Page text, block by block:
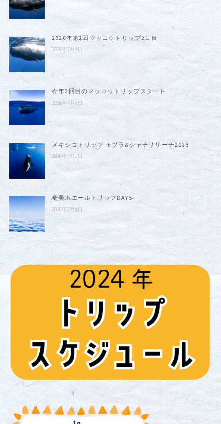
2026年第2回マッコウトリップ2日目
2026年7月9日
今年2回目のマッコウトリップスタート
2026年7月8日
メキシコトリップ モブラ&シャチリサーチ2026
2026年7月1日
奄美ホエールトリップDAY5
2026年2月4日